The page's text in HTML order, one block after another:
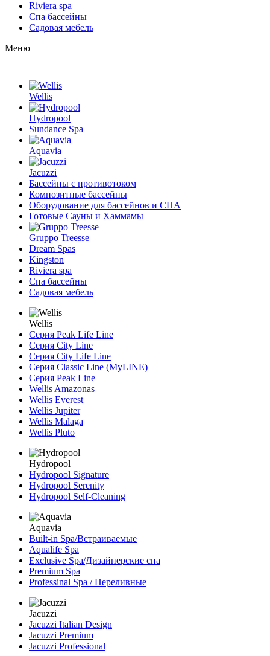
Riviera spa
Спа бассейны
Садовая мебель
Меню
Wellis
Hydropool
Sundance Spa
Aquavia
Jacuzzi
Бассейны с противотоком
Композитные бассейны
Оборудование для бассейнов и СПА
Готовые Сауны и Хаммамы
Gruppo Treesse
Dream Spas
Kingston
Riviera spa
Спа бассейны
Садовая мебель
Wellis
Серия Peak Life Line
Серия City Line
Серия City Life Line
Серия Classic Line (MyLINE)
Серия Peak Line
Wellis Amazonas
Wellis Everest
Wellis Jupiter
Wellis Malaga
Wellis Pluto
Hydropool
Hydropool Signature
Hydropool Serenity
Hydropool Self-Сleaning
Aquavia
Built-in Spa/Встраиваемые
Aqualife Spa
Exclusive Spa/Дизайнерские спа
Premium Spa
Professinal Spa / Переливные
Jacuzzi
Jacuzzi Italian Design
Jacuzzi Premium
Jacuzzi Professional